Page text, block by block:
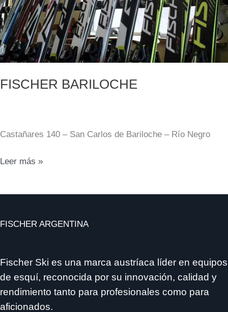
FISCHER BARILOCHE
Castañares 140 – San Carlos de Bariloche – Río Negro
FISCHER
Leer más »
FISCHER ARGENTINA
Fischer Ski es una marca austríaca líder en equipos
de esquí, reconocida por su innovación, calidad y
rendimiento tanto para profesionales como para
aficionados.